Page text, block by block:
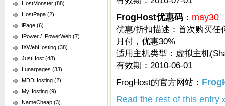
HostMonster (88)
HostPapa (2)
iPage (6)
IPower / IPowerWeb (7)
IXWebHosting (38)
JustHost (48)
Lunarpages (33)
MDDHosting (2)
MyHosting (9)
NameCheap (3)
FrogHost优惠码 ： may30
优惠/折扣描述：首次购买任
月付，优惠30%
适用主机类型：虚拟主机
有效期：2010-06-01
FrogHost的官方网站：
Read the rest of this entry